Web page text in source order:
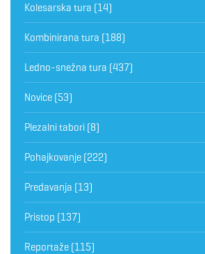
Kolesarska tura (14)
Kombinirana tura (188)
Ledno-snežna tura (437)
Novice (53)
Plezalni tabori (8)
Pohajkovanje (222)
Predavanja (13)
Pristop (137)
Reportaže (115)